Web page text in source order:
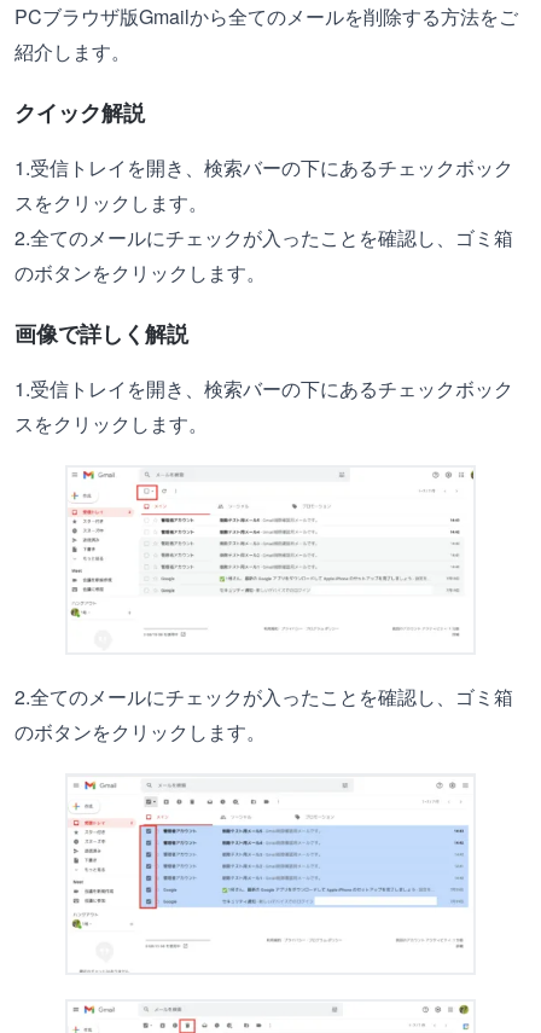
PCブラウザ版Gmailから全てのメールを削除する方法をご
紹介します。
クイック解説
1.受信トレイを開き、検索バーの下にあるチェックボック
スをクリックします。
2.全てのメールにチェックが入ったことを確認し、ゴミ箱
のボタンをクリックします。
画像で詳しく解説
1.受信トレイを開き、検索バーの下にあるチェックボック
スをクリックします。
2.全てのメールにチェックが入ったことを確認し、ゴミ箱
のボタンをクリックします。